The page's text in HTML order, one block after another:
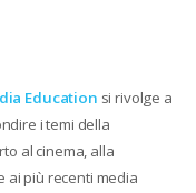
Education si rivolge a
i temi della
al cinema, alla
ai più recenti media